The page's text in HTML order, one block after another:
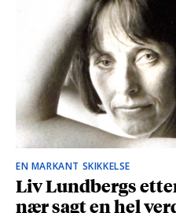
EN MARKANT SKIKKELSE
Liv Lundbergs
nær sagt en hel